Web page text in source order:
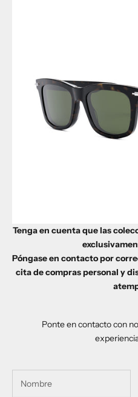
Tenga en cuenta que las
Póngase en contacto por
cita de compras personal y
Ponte en contacto con